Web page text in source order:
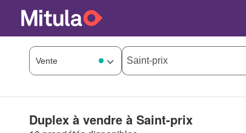
Duplex à vendre à Saint-prix